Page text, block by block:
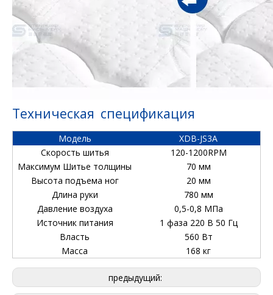
Техническая спецификация
Модель
XDB-JS3A
Скорость шитья
120-1200RPM
Максимум Шитье толщины
70 мм
Высота подъема ног
20 мм
Длина руки
780 мм
Давление воздуха
0,5-0,8 МПа
Источник питания
1 фаза 220 В 50 Гц
Власть
560 Вт
Масса
168 кг
предыдущий: